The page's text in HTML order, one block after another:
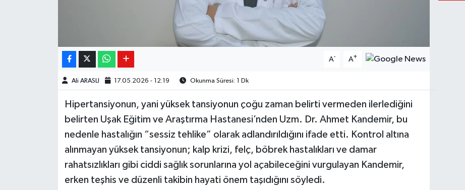
A- A+
Ali ARASLI 17.05.2026 - 12:19 Okunma Süresi: 1 Dk
Hipertansiyonun, yani yüksek tansiyonun çoğu zaman belirti vermeden ilerlediğini
belirten Uşak Eğitim ve Araştırma Hastanesi’nden Uzm. Dr. Ahmet Kandemir, bu
nedenle hastalığın “sessiz tehlike” olarak adlandırıldığını ifade etti. Kontrol altına
alınmayan yüksek tansiyonun; kalp krizi, felç, böbrek hastalıkları ve damar
rahatsızlıkları gibi ciddi sağlık sorunlarına yol açabileceğini vurgulayan Kandemir,
erken teşhis ve düzenli takibin hayati önem taşıdığını söyledi.